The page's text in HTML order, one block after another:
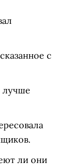
с
лучше
ли они